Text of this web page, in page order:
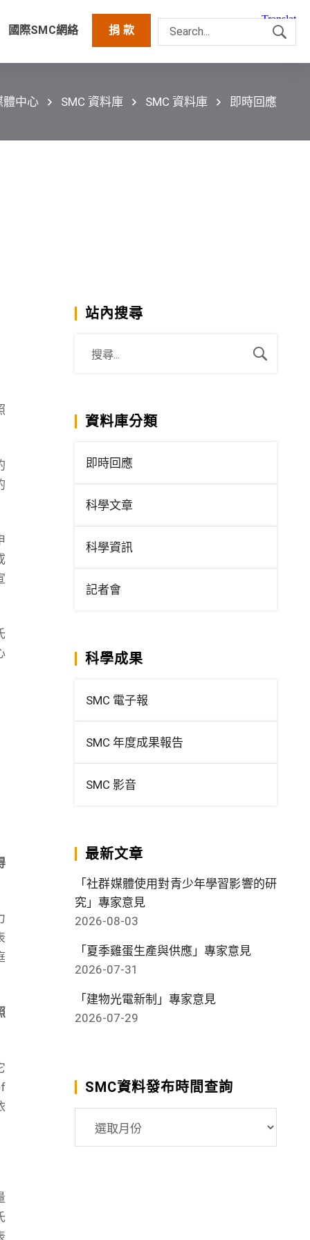
國際SMC網絡 捐 款
體中心 SMC 資料庫 SMC 資料庫 即時回應
站內搜尋
資料庫分類
即時回應
科學文章
科學資訊
記者會
科學成果
SMC 電子報
SMC 年度成果報告
SMC 影音
最新文章
「社群媒體使用對青少年學習影響的研
究」專家意見
2026-08-03
「夏季雞蛋生產與供應」專家意見
2026-07-31
「建物光電新制」專家意見
2026-07-29
SMC資料發布時間查詢